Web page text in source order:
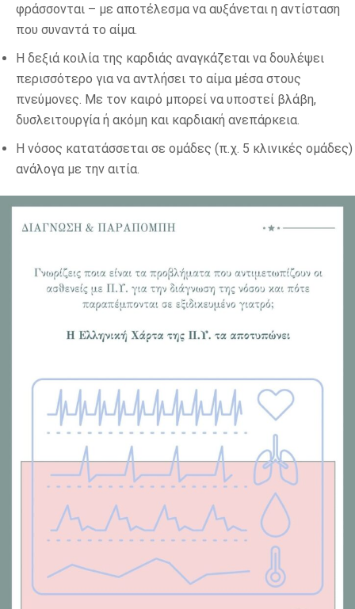
φράσσονται – με αποτέλεσμα να αυξάνεται η αντίσταση
που συναντά το αίμα.
Η δεξιά κοιλία της καρδιάς αναγκάζεται να δουλέψει
περισσότερο για να αντλήσει το αίμα μέσα στους
πνεύμονες. Με τον καιρό μπορεί να υποστεί βλάβη,
δυσλειτουργία ή ακόμη και καρδιακή ανεπάρκεια.
Η νόσος κατατάσσεται σε ομάδες (π.χ. 5 κλινικές ομάδες)
ανάλογα με την αιτία.